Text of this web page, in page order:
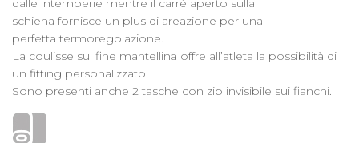
dalle intemperie mentre il carrè aperto sulla
schiena fornisce un plus di areazione per una
perfetta termoregolazione.
La coulisse sul fine mantellina offre all’atleta la possibilità di
un fitting personalizzato.
Sono presenti anche 2 tasche con zip invisibile sui fianchi.